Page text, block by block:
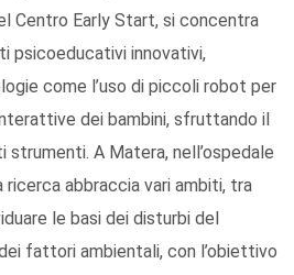
Centro Early Start, si concentra
psicoeducativi innovativi,
come l’uso di piccoli robot per
dei bambini, sfruttando il
strumenti. A Matera, nell’ospedale
ricerca abbraccia vari ambiti, tra
le basi dei disturbi del
fattori ambientali, con l’obiettivo